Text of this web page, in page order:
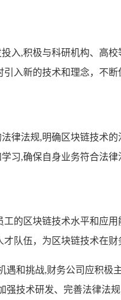
入,积极与科研机构、高
入新的技术和理念，不
律法规,明确区块链技术
习,确保自身业务符合法律
的区块链技术水平和应
队伍，为区块链技术在财
遇和挑战,财务公司应积
强技术研发、完善法律法